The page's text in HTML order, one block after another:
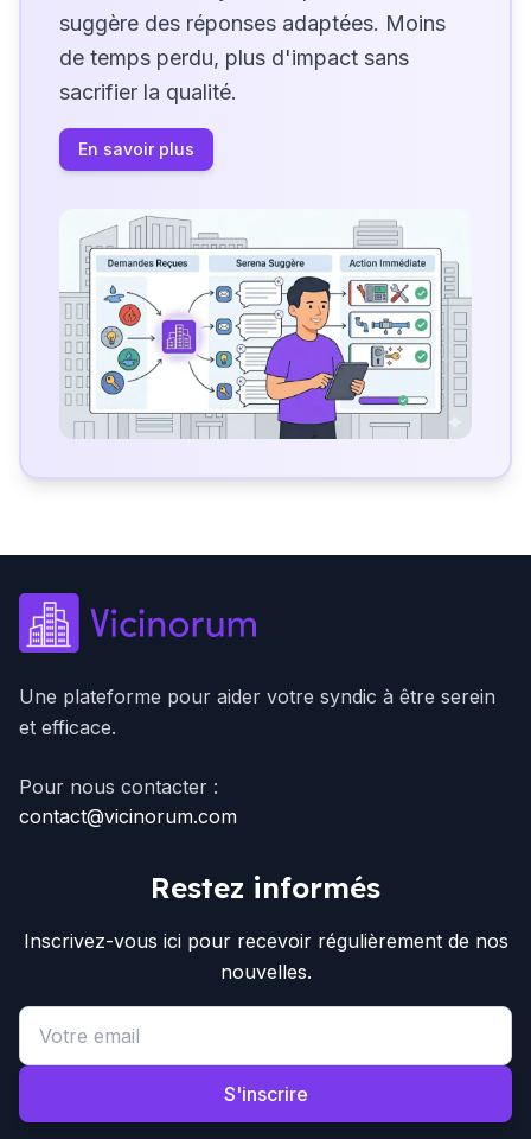
suggère des réponses adaptées. Moins
de temps perdu, plus d'impact sans
sacrifier la qualité.
En savoir plus
Une plateforme pour aider votre syndic à être serein
et efficace.
Pour nous contacter :
contact@vicinorum.com
Restez informés
Inscrivez-vous ici pour recevoir régulièrement de nos
nouvelles.
Email address
S'inscrire